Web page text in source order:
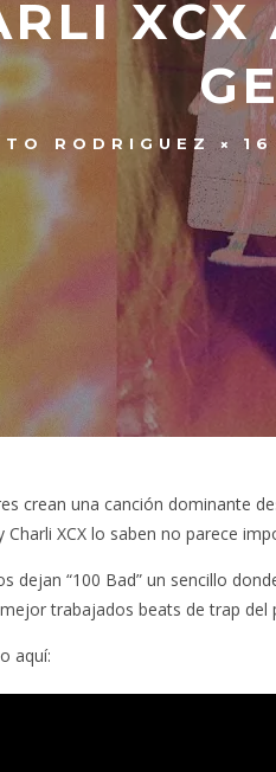
XCX
RODRIGUEZ
crean una canción dominante
Charli XCX lo saben no parece
dejan “100 Bad” un sencillo
trabajados beats de trap del
aquí: